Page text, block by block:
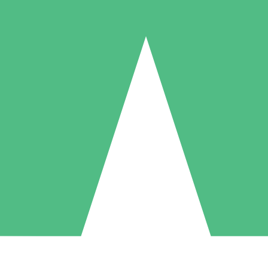
Packs de Crédits Individuels
à l'utilisation avec des crédits de téléchargement. Sans engagement
5 Téléchargements
US$